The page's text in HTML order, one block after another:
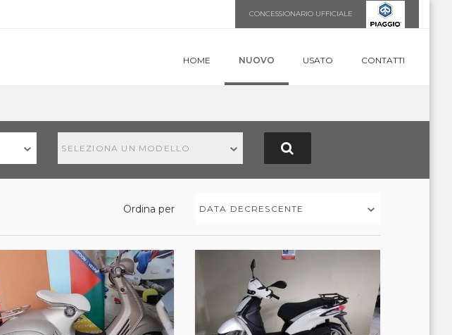
CONCESSIONARIO UFFICIALE
HOME NUOVO USATO CONTATTI
SELEZIONA UN MODELLO
Ordina per DATA DECRESCENTE